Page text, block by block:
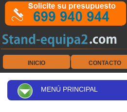
Equipamiento de vestuarios -
INICIO CONTACTO
MENÚ PRINCIPAL